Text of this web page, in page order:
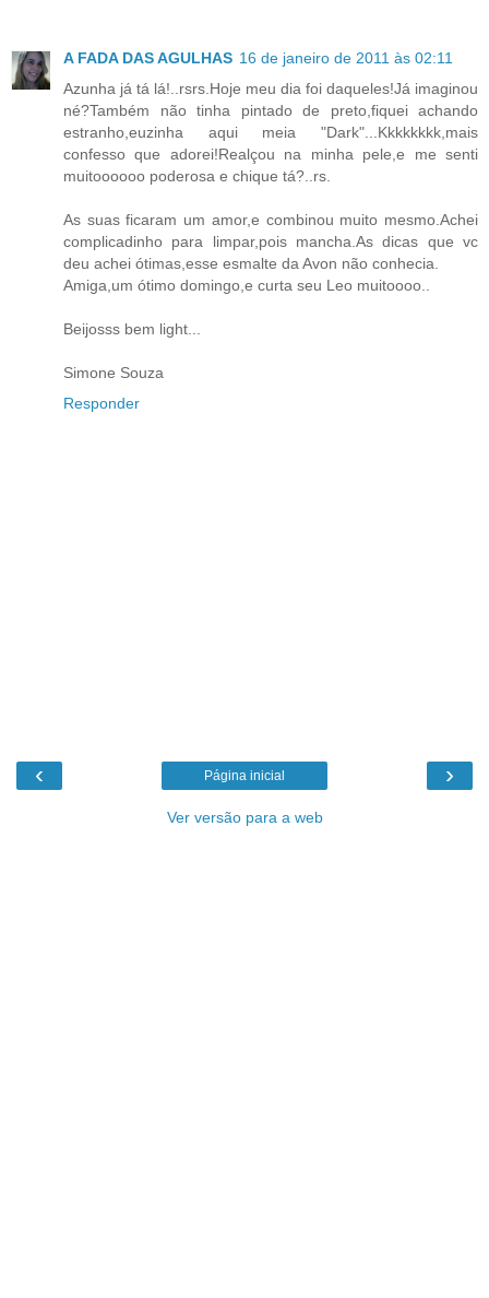
A FADA DAS AGULHAS 16 de janeiro de 2011 às 02:11
Azunha já tá lá!..rsrs.Hoje meu dia foi daqueles!Já imaginou
né?Também não tinha pintado de preto,fiquei achando
estranho,euzinha aqui meia "Dark"...Kkkkkkkk,mais
confesso que adorei!Realçou na minha pele,e me senti
muitoooooo poderosa e chique tá?..rs.
As suas ficaram um amor,e combinou muito mesmo.Achei
complicadinho para limpar,pois mancha.As dicas que vc
deu achei ótimas,esse esmalte da Avon não conhecia.
Amiga,um ótimo domingo,e curta seu Leo muitoooo..
Beijosss bem light...
Simone Souza
Responder
‹ ›
Página inicial
Ver versão para a web